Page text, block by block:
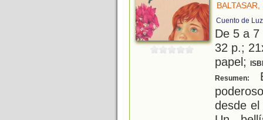
Cuento de Luz
De 5 a
32 p.;
papel;
Resumen:
desde